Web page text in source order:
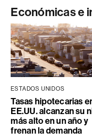
Económicas e
ESTADOS UNIDOS
Tasas hipotecarias
EE.UU. alcanzan su
más alto en un año y
frenan la demanda